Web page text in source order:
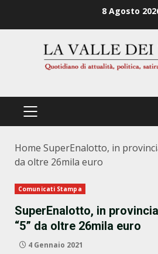
8 Agosto
PRIMÄRES
Home SuperEnalotto, in
da oltre 26mila euro
Comunicati Stampa
SuperEnalotto, in
“5” da oltre 26mila euro
4 Gennaio 2021